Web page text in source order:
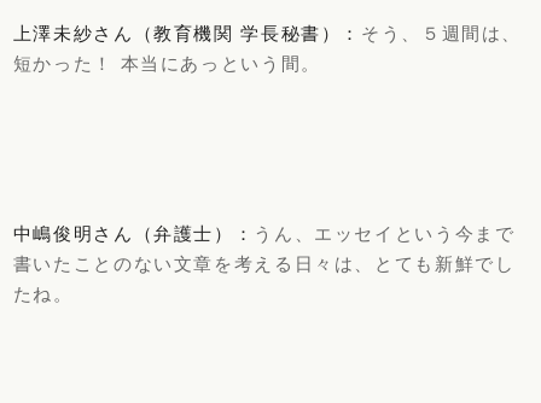
上澤未紗さん（教育機関 学長秘書）： そう、５週間は、
短かった！ 本当にあっという間。
中嶋俊明さん（弁護士）： うん、エッセイという今まで
書いたことのない文章を考える日々は、とても新鮮でし
たね。